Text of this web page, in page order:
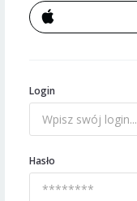
Login
Hasło